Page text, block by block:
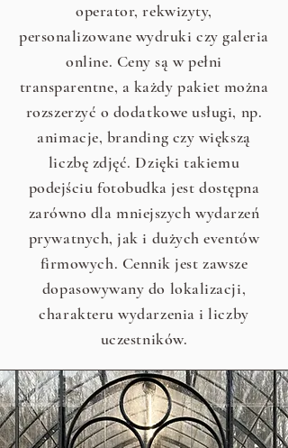
operator, rekwizyty,
personalizowane wydruki czy galeria
online. Ceny są w pełni
transparentne, a każdy pakiet można
rozszerzyć o dodatkowe usługi, np.
animacje, branding czy większą
liczbę zdjęć. Dzięki takiemu
podejściu fotobudka jest dostępna
zarówno dla mniejszych wydarzeń
prywatnych, jak i dużych eventów
firmowych. Cennik jest zawsze
dopasowywany do lokalizacji,
charakteru wydarzenia i liczby
uczestników.